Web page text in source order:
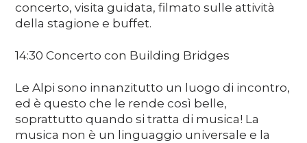
concerto, visita guidata, filmato sulle attività
della stagione e buffet.
14:30 Concerto con Building Bridges
Le Alpi sono innanzitutto un luogo di incontro,
ed è questo che le rende così belle,
soprattutto quando si tratta di musica! La
musica non è un linguaggio universale e la